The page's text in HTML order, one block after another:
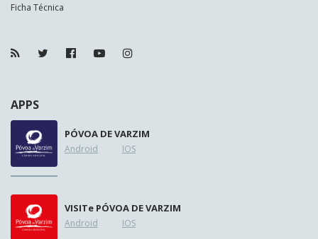
Ficha Técnica
APPS
PÓVOA DE VARZIM
Android IOS
VISITe PÓVOA DE VARZIM
Android IOS